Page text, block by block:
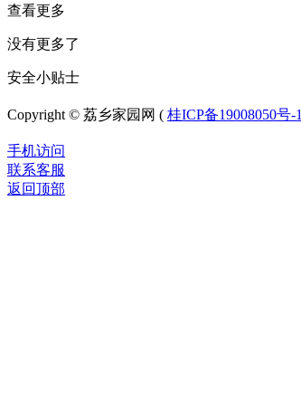
查看更多
没有更多了
安全小贴士
Copyright © 荔乡家园网 ( 桂ICP备19008050号-1
手机访问
联系客服
返回顶部